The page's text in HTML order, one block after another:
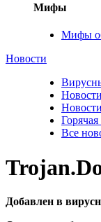
Мифы
Мифы
Новости
Горячая
Все
Добавлен в